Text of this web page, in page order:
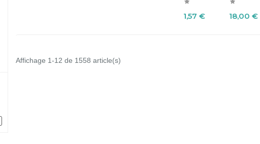
Precio
1,57 € Precio
18,00 €
Affichage 1-12 de 1558 article(s)